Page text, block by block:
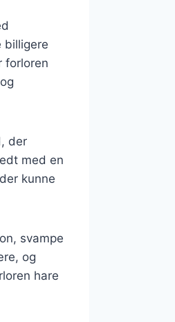
billigere
forloren
der
med en
kunne
svampe
og
hare